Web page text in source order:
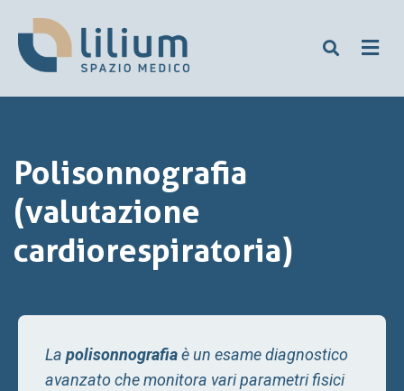
Polisonnografia
(valutazione
cardiorespiratoria)
La polisonnografiaè un esame diagnostico
avanzato che monitora vari parametri fisici